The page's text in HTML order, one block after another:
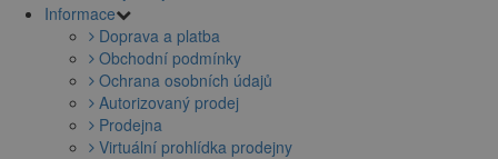
Informace
Doprava a platba
Obchodní podmínky
Ochrana osobních údajů
Autorizovaný prodej
Prodejna
Virtuální prohlídka prodejny